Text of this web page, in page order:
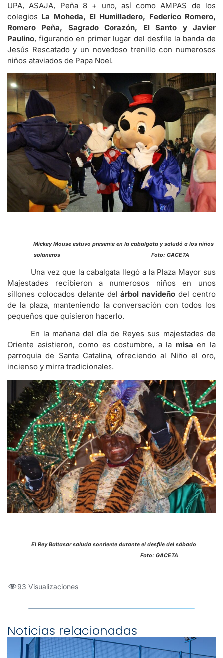
UPA, ASAJA, Peña 8 + uno, así como AMPAS de los
colegios La Moheda, El Humilladero, Federico Romero,
Romero Peña, Sagrado Corazón, El Santo y Javier
Paulino, figurando en primer lugar del desfile la banda de
Jesús Rescatado y un novedoso trenillo con numerosos
niños ataviados de Papa Noel.
Mickey Mouse estuvo presente en la cabalgata y saludó a los niños
solaneros Foto: GACETA
Una vez que la cabalgata llegó a la Plaza Mayor sus
Majestades recibieron a numerosos niños en unos
sillones colocados delante del árbol navideño del centro
de la plaza, manteniendo la conversación con todos los
pequeños que quisieron hacerlo.
En la mañana del día de Reyes sus majestades de
Oriente asistieron, como es costumbre, a la misa en la
parroquia de Santa Catalina, ofreciendo al Niño el oro,
incienso y mirra tradicionales.
El Rey Baltasar saluda sonriente durante el desfile del sábado
Foto: GACETA
93 Visualizaciones
Noticias relacionadas